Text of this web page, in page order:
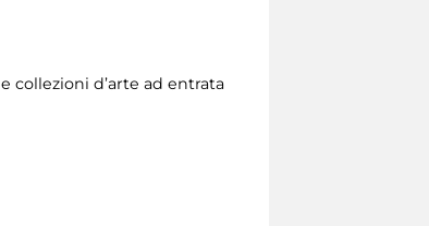
collezioni d’arte ad entrata